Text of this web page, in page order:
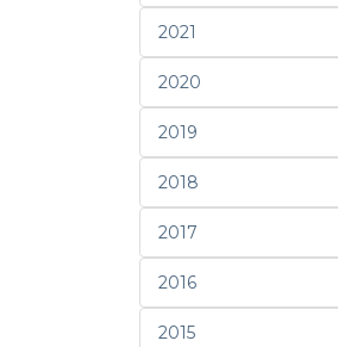
2021
2020
2019
2018
2017
2016
2015